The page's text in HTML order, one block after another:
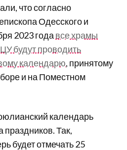
что согласно
Одесского и
2023 годавсе храмы
будут проводить
календарю, принятому
и на Поместном
календарь
праздников. Так,
будет отмечать 25